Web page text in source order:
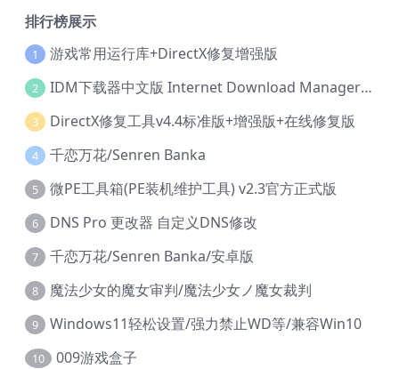
排行榜展示
1 游戏常用运行库+DirectX修复增强版
2 IDM下载器中文版 Internet Download Manager v6.42.36 IDM
3 DirectX修复工具v4.4标准版+增强版+在线修复版
4 千恋万花/Senren Banka
5 微PE工具箱(PE装机维护工具) v2.3官方正式版
6 DNS Pro 更改器 自定义DNS修改
7 千恋万花/Senren Banka/安卓版
8 魔法少女的魔女审判/魔法少女ノ魔女裁判
9 Windows11轻松设置/强力禁止WD等/兼容Win10
10 009游戏盒子